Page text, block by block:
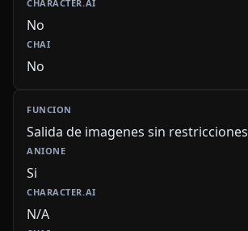
No
No
Salida de imagenes sin restricciones
Si
N/A